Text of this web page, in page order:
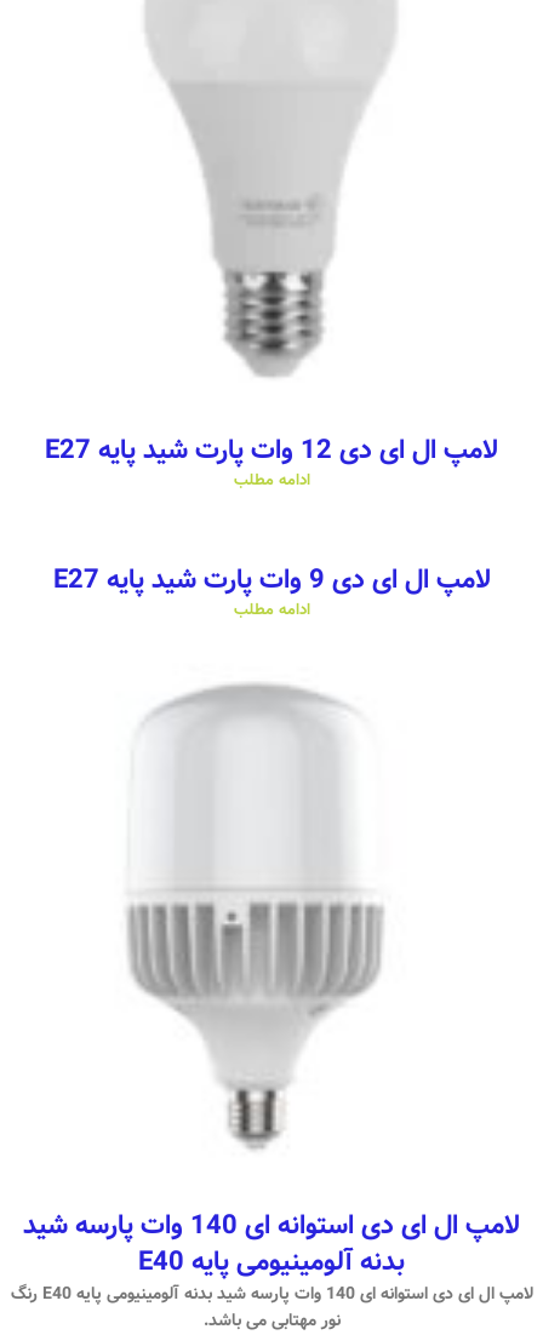
لامپ ال ای دی 12 وات پارت شید پایه E27
ادامه مطلب
لامپ ال ای دی 9 وات پارت شید پایه E27
ادامه مطلب
لامپ ال ای دی استوانه ای 140 وات پارسه شید
بدنه آلومینیومی پایه E40
لامپ ال ای دی استوانه ای 140 وات پارسه شید بدنه آلومینیومی پایه E40 رنگ
نور مهتابی می باشد.